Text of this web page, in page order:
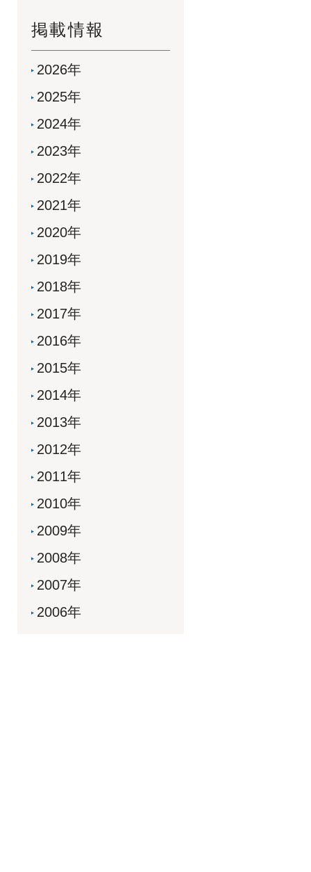
掲載情報
2026年
2025年
2024年
2023年
2022年
2021年
2020年
2019年
2018年
2017年
2016年
2015年
2014年
2013年
2012年
2011年
2010年
2009年
2008年
2007年
2006年